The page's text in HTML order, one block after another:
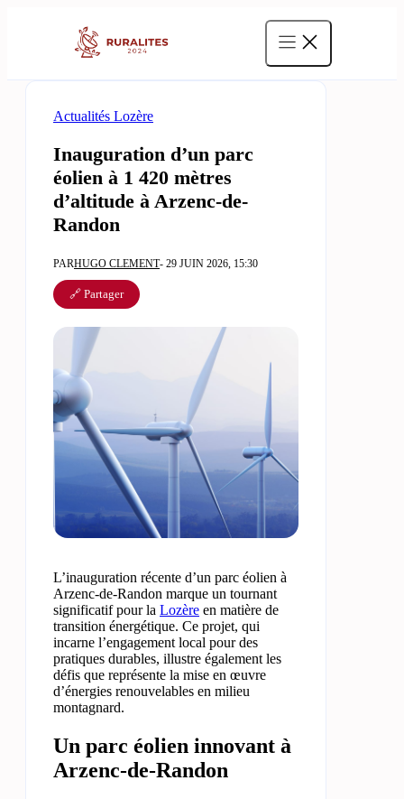
Actualités Lozère
Inauguration d’un parc
éolien à 1 420 mètres
d’altitude à Arzenc-de-
Randon
PARHUGO CLEMENT- 29 JUIN 2026, 15:30
🔗 Partager
L’inauguration récente d’un parc éolien à
Arzenc-de-Randon marque un tournant
significatif pour la Lozère en matière de
transition énergétique. Ce projet, qui
incarne l’engagement local pour des
pratiques durables, illustre également les
défis que représente la mise en œuvre
d’énergies renouvelables en milieu
montagnard.
Un parc éolien innovant à
Arzenc-de-Randon